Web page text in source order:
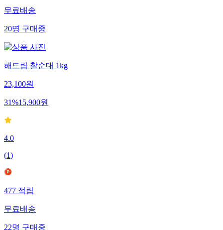
무료배송
20명구매중
해드림 찰순대 1kg
23,100원
31%15,900원
4.0
(1)
477적립
무료배송